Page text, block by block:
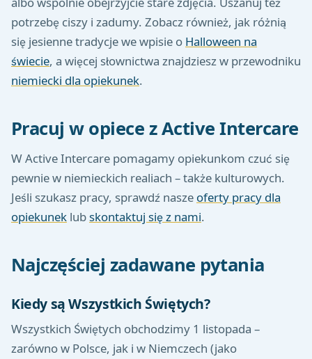
potrzebę ciszy i zadumy. Zobacz również, jak różnią
się jesienne tradycje we wpisie o Halloween na
świecie, a więcej słownictwa znajdziesz w przewodniku
niemiecki dla opiekunek.
Pracuj w opiece z Active Intercare
W Active Intercare pomagamy opiekunkom czuć się
pewnie w niemieckich realiach – także kulturowych.
Jeśli szukasz pracy, sprawdź nasze oferty pracy dla
opiekunek lubskontaktuj się z nami.
Najczęściej zadawane pytania
Kiedy są Wszystkich Świętych?
Wszystkich Świętych obchodzimy 1 listopada –
zarówno w Polsce, jak i w Niemczech (jako